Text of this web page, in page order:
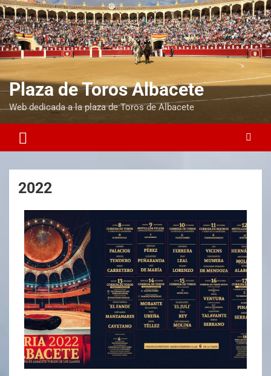
Plaza de Toros Albacete
Web dedicada a la plaza de Toros de Albacete
2022